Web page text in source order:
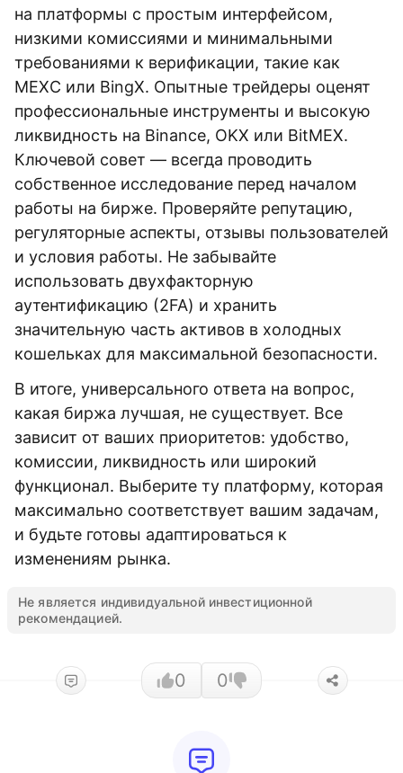
на платформы с простым интерфейсом,
низкими комиссиями и минимальными
требованиями к верификации, такие как
MEXC или BingX. Опытные трейдеры оценят
профессиональные инструменты и высокую
ликвидность на Binance, OKX или BitMEX.
Ключевой совет — всегда проводить
собственное исследование перед началом
работы на бирже. Проверяйте репутацию,
регуляторные аспекты, отзывы пользователей
и условия работы. Не забывайте
использовать двухфакторную
аутентификацию (2FA) и хранить
значительную часть активов в холодных
кошельках для максимальной безопасности.
В итоге, универсального ответа на вопрос,
какая биржа лучшая, не существует. Все
зависит от ваших приоритетов: удобство,
комиссии, ликвидность или широкий
функционал. Выберите ту платформу, которая
максимально соответствует вашим задачам,
и будьте готовы адаптироваться к
изменениям рынка.
Не является индивидуальной инвестиционной
рекомендацией.
0 0